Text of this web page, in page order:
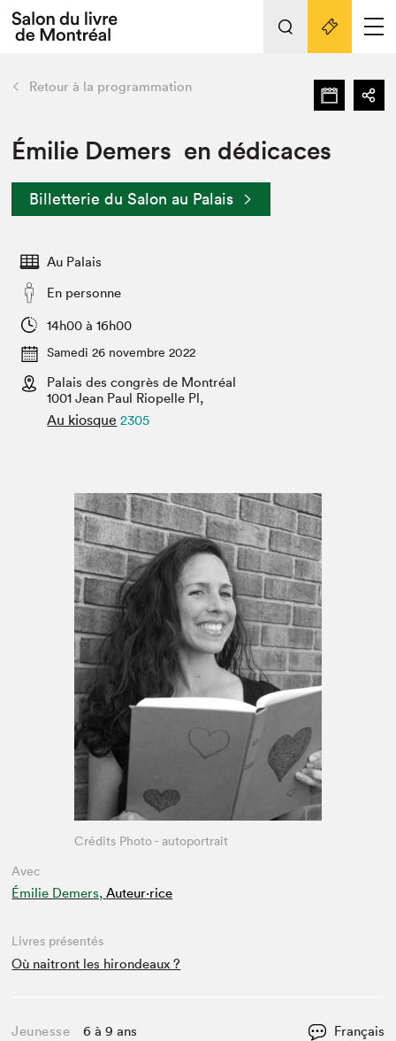
Espace exposant⋅e⋅s
Espace enseignant·e·s
Espace médias
L'événement
Préparer sa visite au Salon
Actualités
SLM PRO
retour Nos activités
Préparer sa visite
Salon dans la ville et en ligne
Projets partenaires
Liens pratiques
Retour à la programmation
Émilie Demers en dédicaces
Billetterie du Salon au Palais
Au Palais
En personne
14h00 à 16h00
Samedi 26 novembre 2022
Palais des congrès de Montréal
1001 Jean Paul Riopelle Pl,
Au kiosque 2305
Avec
Émilie Demers, Auteur·rice
Crédits Photo - autoportrait
Livres présentés
Où naitront les hirondeaux ?
Jeunesse 6 à 9 ans Français